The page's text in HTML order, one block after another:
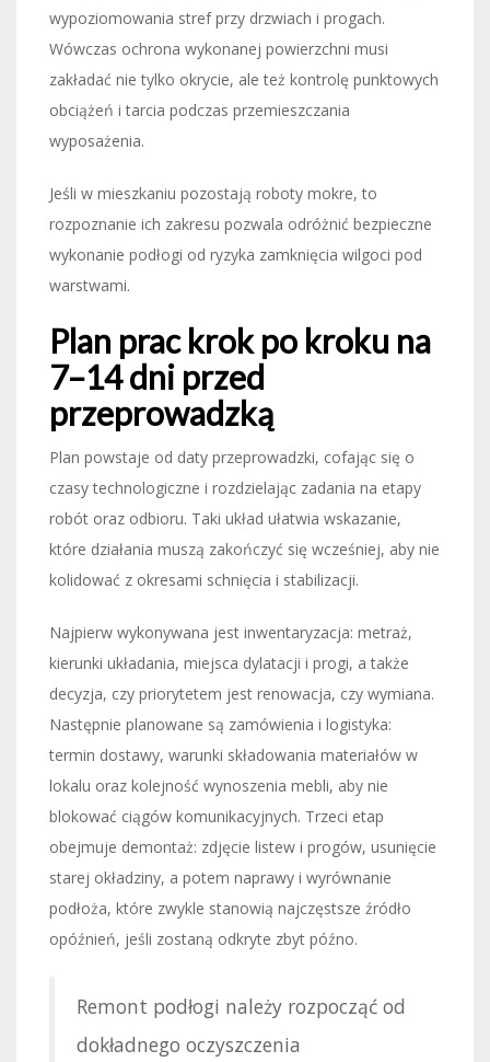
wypoziomowania stref przy drzwiach i progach.
Wówczas ochrona wykonanej powierzchni musi
zakładać nie tylko okrycie, ale też kontrolę punktowych
obciążeń i tarcia podczas przemieszczania
wyposażenia.
Jeśli w mieszkaniu pozostają roboty mokre, to
rozpoznanie ich zakresu pozwala odróżnić bezpieczne
wykonanie podłogi od ryzyka zamknięcia wilgoci pod
warstwami.
Plan prac krok po kroku na
7–14 dni przed
przeprowadzką
Plan powstaje od daty przeprowadzki, cofając się o
czasy technologiczne i rozdzielając zadania na etapy
robót oraz odbioru. Taki układ ułatwia wskazanie,
które działania muszą zakończyć się wcześniej, aby nie
kolidować z okresami schnięcia i stabilizacji.
Najpierw wykonywana jest inwentaryzacja: metraż,
kierunki układania, miejsca dylatacji i progi, a także
decyzja, czy priorytetem jest renowacja, czy wymiana.
Następnie planowane są zamówienia i logistyka:
termin dostawy, warunki składowania materiałów w
lokalu oraz kolejność wynoszenia mebli, aby nie
blokować ciągów komunikacyjnych. Trzeci etap
obejmuje demontaż: zdjęcie listew i progów, usunięcie
starej okładziny, a potem naprawy i wyrównanie
podłoża, które zwykle stanowią najczęstsze źródło
opóźnień, jeśli zostaną odkryte zbyt późno.
Remont podłogi należy rozpocząć od
dokładnego oczyszczenia